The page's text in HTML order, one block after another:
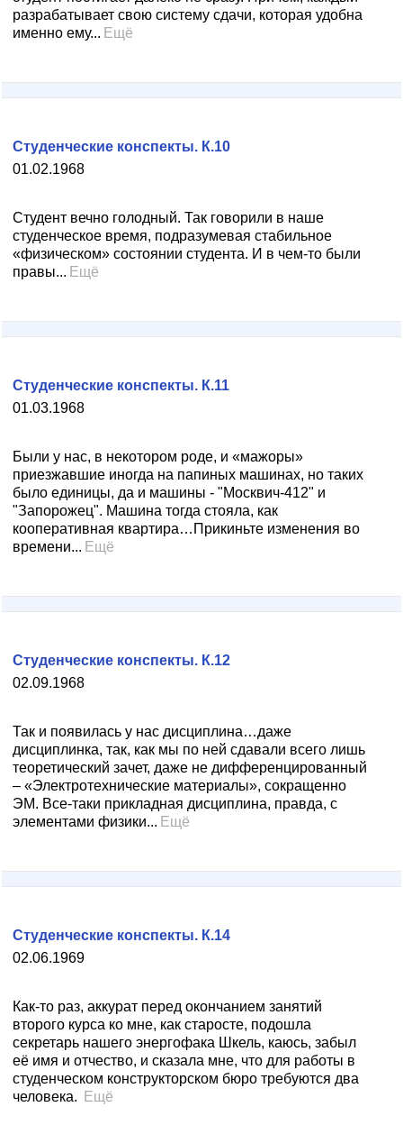
разрабатывает свою систему сдачи, которая удобна
именно ему... Ещё
01.02.1968
Студенческие конспекты. К.10
Студент вечно голодный. Так говорили в наше
студенческое время, подразумевая стабильное
«физическом» состоянии студента. И в чем-то были
правы... Ещё
01.03.1968
Студенческие конспекты. К.11
Были у нас, в некотором роде, и «мажоры»
приезжавшие иногда на папиных машинах, но таких
было единицы, да и машины - "Москвич-412" и
"Запорожец". Машина тогда стояла, как
кооперативная квартира…Прикиньте изменения во
времени... Ещё
02.09.1968
Студенческие конспекты. К.12
Так и появилась у нас дисциплина…даже
дисциплинка, так, как мы по ней сдавали всего лишь
теоретический зачет, даже не дифференцированный
– «Электротехнические материалы», сокращенно
ЭМ. Все-таки прикладная дисциплина, правда, с
элементами физики... Ещё
02.06.1969
Студенческие конспекты. К.14
Как-то раз, аккурат перед окончанием занятий
второго курса ко мне, как старосте, подошла
секретарь нашего энергофака Шкель, каюсь, забыл
её имя и отчество, и сказала мне, что для работы в
студенческом конструкторском бюро требуются два
человека.
Ещё